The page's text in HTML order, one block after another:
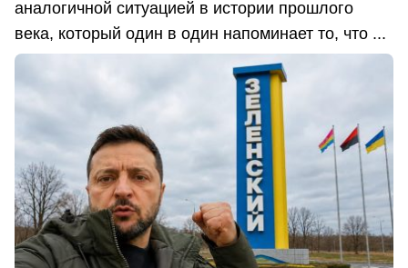
аналогичной ситуацией в истории прошлого
века, который один в один напоминает то, что ...